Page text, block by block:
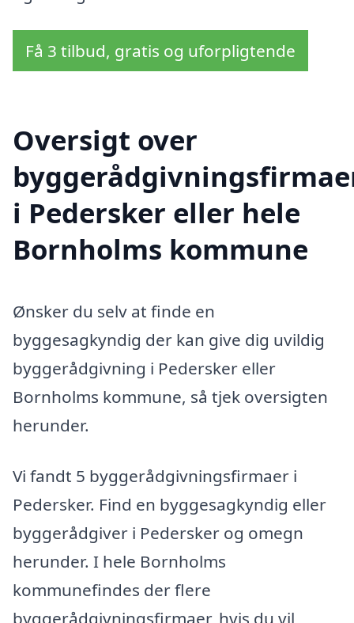
Få 3 tilbud, gratis og uforpligtende
Oversigt over
i Pedersker eller hele
Bornholms kommune
Ønsker du selv at finde en
byggesagkyndig der kan give dig uvildig
byggerådgivning i Pedersker eller
Bornholms kommune, så tjek oversigten
herunder.
Vi fandt 5 byggerådgivningsfirmaer i
Pedersker. Find en byggesagkyndig eller
byggerådgiver i Pedersker og omegn
herunder. I hele Bornholms
kommunefindes der flere
byggerådgivningsfirmaer, hvis du vil